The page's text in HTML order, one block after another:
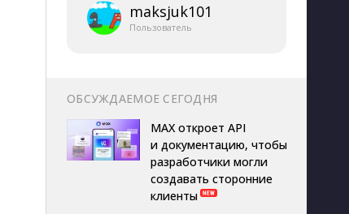
maksjuk101
Пользователь
ОБСУЖДАЕМОЕ СЕГОДНЯ
MAX откроет API
и документацию, чтобы
разработчики могли
создавать сторонние
клиенты